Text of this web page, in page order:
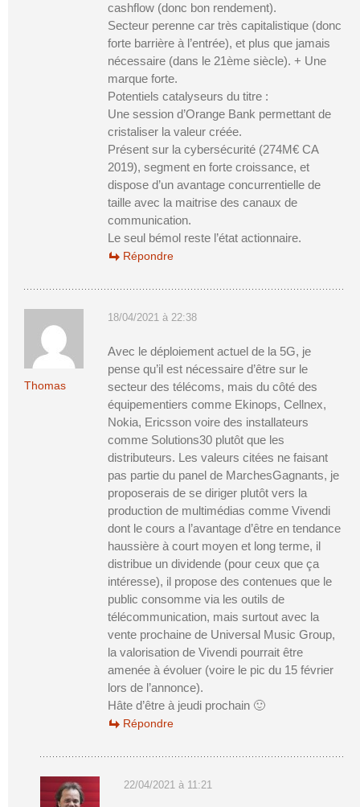
cashflow (donc bon rendement).
Secteur perenne car très capitalistique (donc
forte barrière à l’entrée), et plus que jamais
nécessaire (dans le 21ème siècle). + Une
marque forte.
Potentiels catalyseurs du titre :
Une session d’Orange Bank permettant de
cristaliser la valeur créée.
Présent sur la cybersécurité (274M€ CA
2019), segment en forte croissance, et
dispose d’un avantage concurrentielle de
taille avec la maitrise des canaux de
communication.
Le seul bémol reste l’état actionnaire.
Répondre
Thomas
18/04/2021 à 22:38
Avec le déploiement actuel de la 5G, je
pense qu’il est nécessaire d’être sur le
secteur des télécoms, mais du côté des
équipementiers comme Ekinops, Cellnex,
Nokia, Ericsson voire des installateurs
comme Solutions30 plutôt que les
distributeurs. Les valeurs citées ne faisant
pas partie du panel de MarchesGagnants, je
proposerais de se diriger plutôt vers la
production de multimédias comme Vivendi
dont le cours a l’avantage d’être en tendance
haussière à court moyen et long terme, il
distribue un dividende (pour ceux que ça
intéresse), il propose des contenues que le
public consomme via les outils de
télécommunication, mais surtout avec la
vente prochaine de Universal Music Group,
la valorisation de Vivendi pourrait être
amenée à évoluer (voire le pic du 15 février
lors de l’annonce).
Hâte d’être à jeudi prochain 🙂
Répondre
22/04/2021 à 11:21